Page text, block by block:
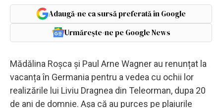
Adaugă-ne ca sursă preferată în Google
Urmărește-ne pe Google News
Mădălina Roșca și Paul Arne Wagner au renunțat la
vacanța în Germania pentru a vedea cu ochii lor
realizările lui Liviu Dragnea din Teleorman, dupa 20
de ani de domnie. Așa că au purces pe plaiurile